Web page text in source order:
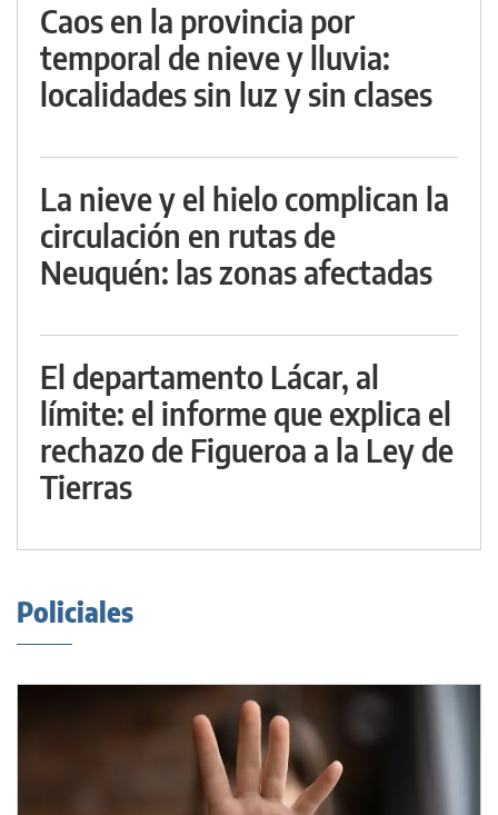
Caos en la provincia por
temporal de nieve y lluvia:
localidades sin luz y sin clases
La nieve y el hielo complican la
circulación en rutas de
Neuquén: las zonas afectadas
El departamento Lácar, al
límite: el informe que explica el
rechazo de Figueroa a la Ley de
Tierras
Policiales